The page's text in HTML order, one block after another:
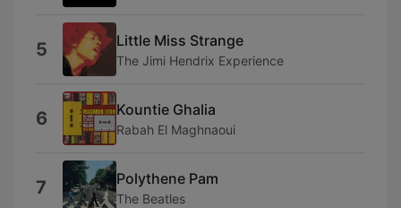
5 Little Miss Strange
The Jimi Hendrix Experience
6 Kountie Ghalia
Rabah El Maghnaoui
7 Polythene Pam
The Beatles